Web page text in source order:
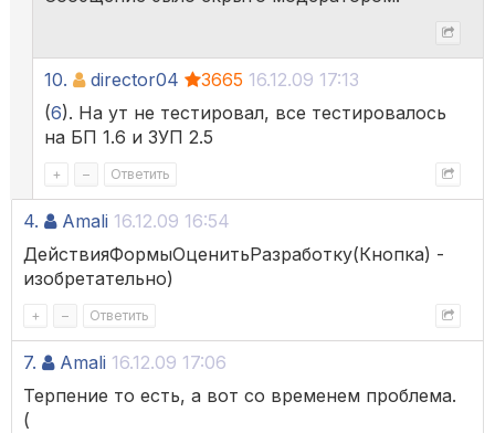
10. director04 3665 16.12.09 17:13
(6). На ут не тестировал, все тестировалось
на БП 1.6 и ЗУП 2.5
+ – Ответить
4. Amali 16.12.09 16:54
ДействияФормыОценитьРазработку(Кнопка) -
изобретательно)
+ – Ответить
7. Amali 16.12.09 17:06
Терпение то есть, а вот со временем проблема.
(